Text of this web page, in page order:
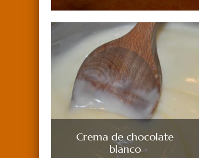
Crema de chocolate
blanco